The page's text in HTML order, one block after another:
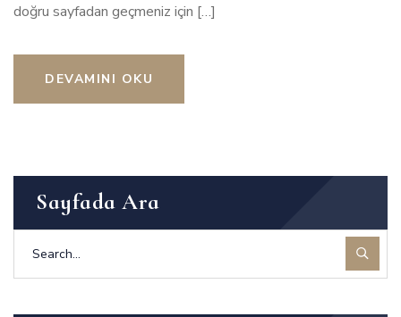
doğru sayfadan geçmeniz için […]
DEVAMINI OKU
Sayfada Ara